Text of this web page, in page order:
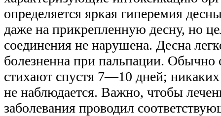
определяется яркая гиперемия
даже на прикрепленную десну, но
соединения не нарушена. Десна
болезненна при пальпации. Обычно
стихают спустя 7—10 дней;
не наблюдается. Важно, чтобы
заболевания проводил